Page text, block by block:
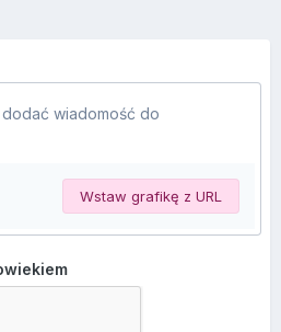
wiadomość do
Wstaw grafikę z URL